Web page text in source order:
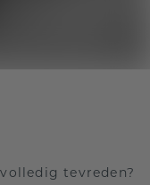
tevreden?